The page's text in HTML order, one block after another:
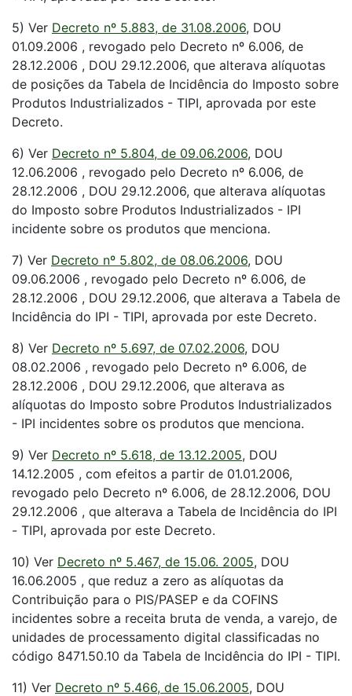
5) Ver Decreto nº 5.883, de 31.08.2006, DOU
01.09.2006 , revogado pelo Decreto nº 6.006, de
28.12.2006 , DOU 29.12.2006, que alterava alíquotas
de posições da Tabela de Incidência do Imposto sobre
Produtos Industrializados - TIPI, aprovada por este
Decreto.
6) Ver Decreto nº 5.804, de 09.06.2006, DOU
12.06.2006 , revogado pelo Decreto nº 6.006, de
28.12.2006 , DOU 29.12.2006, que alterava alíquotas
do Imposto sobre Produtos Industrializados - IPI
incidente sobre os produtos que menciona.
7) Ver Decreto nº 5.802, de 08.06.2006, DOU
09.06.2006 , revogado pelo Decreto nº 6.006, de
28.12.2006 , DOU 29.12.2006, que alterava a Tabela de
Incidência do IPI - TIPI, aprovada por este Decreto.
8) Ver Decreto nº 5.697, de 07.02.2006, DOU
08.02.2006 , revogado pelo Decreto nº 6.006, de
28.12.2006 , DOU 29.12.2006, que alterava as
alíquotas do Imposto sobre Produtos Industrializados
- IPI incidentes sobre os produtos que menciona.
9) Ver Decreto nº 5.618, de 13.12.2005, DOU
14.12.2005 , com efeitos a partir de 01.01.2006,
revogado pelo Decreto nº 6.006, de 28.12.2006, DOU
29.12.2006 , que alterava a Tabela de Incidência do IPI
- TIPI, aprovada por este Decreto.
10) Ver Decreto nº 5.467, de 15.06. 2005, DOU
16.06.2005 , que reduz a zero as alíquotas da
Contribuição para o PIS/PASEP e da COFINS
incidentes sobre a receita bruta de venda, a varejo, de
unidades de processamento digital classificadas no
código 8471.50.10 da Tabela de Incidência do IPI - TIPI.
11) Ver Decreto nº 5.466, de 15.06.2005, DOU